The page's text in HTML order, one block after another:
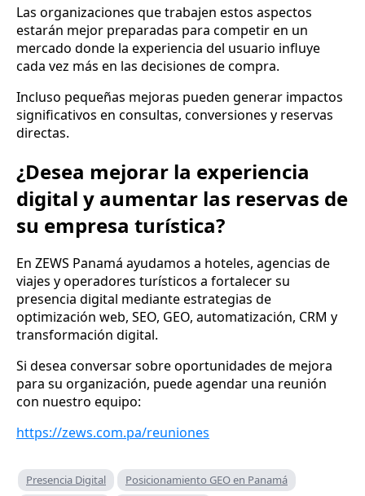
Las organizaciones que trabajen estos aspectos
estarán mejor preparadas para competir en un
mercado donde la experiencia del usuario influye
cada vez más en las decisiones de compra.
Incluso pequeñas mejoras pueden generar impactos
significativos en consultas, conversiones y reservas
directas.
¿Desea mejorar la experiencia
digital y aumentar las reservas de
su empresa turística?
En ZEWS Panamá ayudamos a hoteles, agencias de
viajes y operadores turísticos a fortalecer su
presencia digital mediante estrategias de
optimización web, SEO, GEO, automatización, CRM y
transformación digital.
Si desea conversar sobre oportunidades de mejora
para su organización, puede agendar una reunión
con nuestro equipo:
https://zews.com.pa/reuniones
Presencia Digital
Posicionamiento GEO en Panamá